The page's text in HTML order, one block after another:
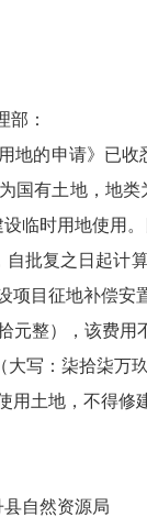
部 ：
地的申请》已
有土地，地
临时用地使用
自批复之日起计算
项目 征地补偿安
元整） ， 该费用
大写： 柒拾柒万
用土地， 不得修
局